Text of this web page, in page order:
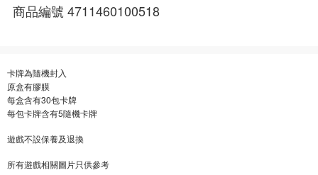
商品編號 4711460100518
卡牌為隨機封入
原盒有膠膜
每盒含有30包卡牌
每包卡牌含有5隨機卡牌
遊戲不設保養及退換
所有遊戲相關圖片只供參考